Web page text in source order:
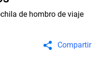
de hombro de viaje
Compartir